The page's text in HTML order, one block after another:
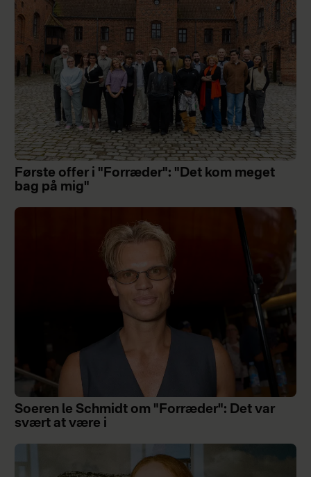
Første offer i "Forræder": "Det kom meget
bag på mig"
Soeren le Schmidt om "Forræder": Det var
svært at være i